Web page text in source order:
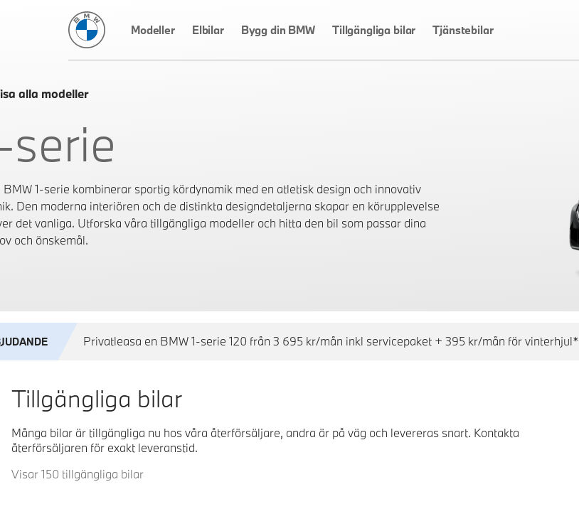
BMW Sverige
Modeller Elbilar Bygg din BMW Tillgängliga bilar Tjänstebilar
alla modeller
serie
BMW 1-serie kombinerar sportig kördynamik med en atletisk design och innovativ
Den moderna interiören och de distinkta designdetaljerna skapar en körupplevelse
det vanliga. Utforska våra tillgängliga modeller och hitta den bil som passar dina
och önskemål.
Privatleasa en BMW 1-serie 120 från 3 695 kr/mån inkl servicepaket + 395 kr/mån för vinterhjul*
Tillgängliga bilar
Många bilar är tillgängliga nu hos våra återförsäljare, andra är på väg och levereras snart. Kontakta
återförsäljaren för exakt leveranstid.
Visar 150 tillgängliga bilar